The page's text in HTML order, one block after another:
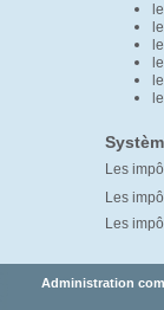
Les
Les
Les
Administration